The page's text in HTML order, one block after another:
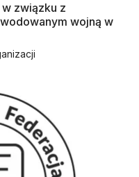
związku z
wojną w